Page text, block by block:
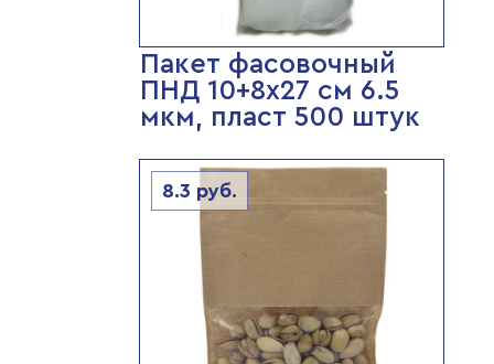
Пакет фасовочный
ПНД 10+8х27 см 6.5
мкм, пласт 500 штук
8.3 руб.